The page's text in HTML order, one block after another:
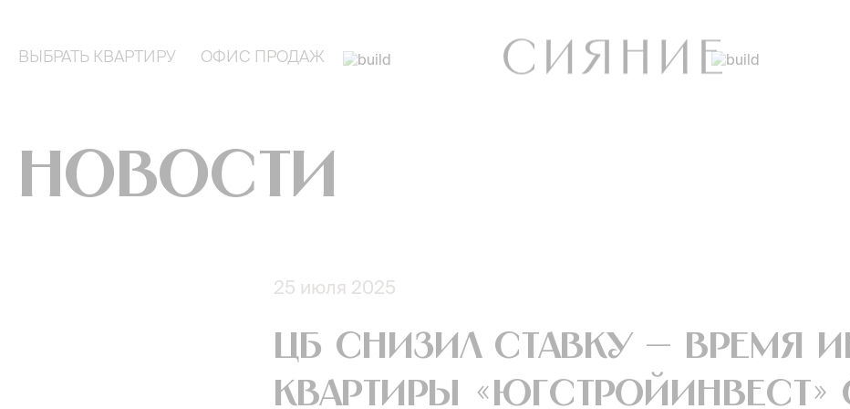
ВЫБРАТЬ КВАРТИРУ ОФИС ПРОДАЖ
Новости
25 июля 2025
ЦБ снизил ставку — время
квартиры